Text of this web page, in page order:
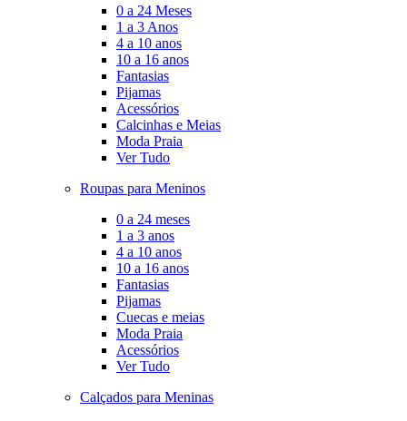
0 a 24 Meses
1 a 3 Anos
4 a 10 anos
10 a 16 anos
Fantasias
Pijamas
Acessórios
Calcinhas e Meias
Moda Praia
Ver Tudo
Roupas para Meninos
0 a 24 meses
1 a 3 anos
4 a 10 anos
10 a 16 anos
Fantasias
Pijamas
Cuecas e meias
Moda Praia
Acessórios
Ver Tudo
Calçados para Meninas